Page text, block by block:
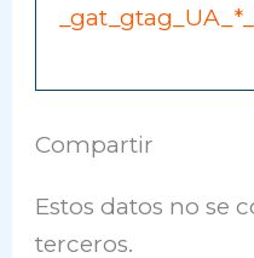
Compartir
Estos datos no se
terceros.